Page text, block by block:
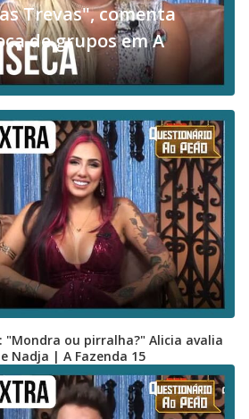
Trevas", comenta
de grupos em A
"Mondra ou pirralha?" Alicia avalia
Nadja | A Fazenda 15